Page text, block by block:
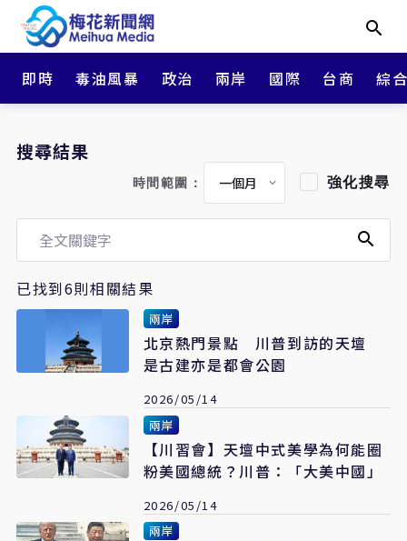
即時 毒油風暴 政治 兩岸 國際 台商 綜
搜尋結果
時間範圍： 強化搜尋
已找到6則相關結果
兩岸
北京熱門景點 川普到訪的天壇
是古建亦是都會公園
2026/05/14
兩岸
【川習會】天壇中式美學為何能圈
粉美國總統？川普：「大美中國」
2026/05/14
兩岸